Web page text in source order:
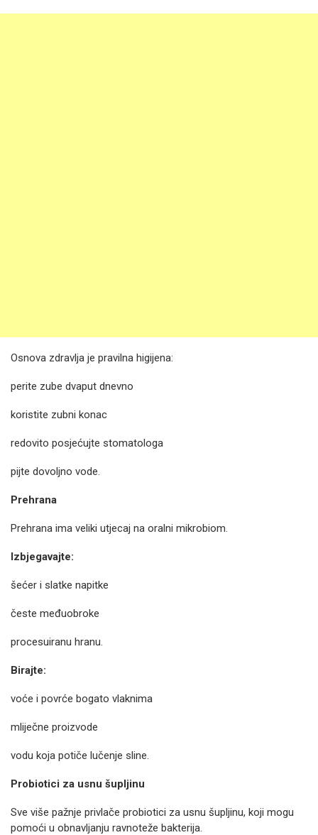
Osnova zdravlja je pravilna higijena:
perite zube dvaput dnevno
koristite zubni konac
redovito posjećujte stomatologa
pijte dovoljno vode.
Prehrana
Prehrana ima veliki utjecaj na oralni mikrobiom.
Izbjegavajte:
šećer i slatke napitke
česte međuobroke
procesuiranu hranu.
Birajte:
voće i povrće bogato vlaknima
mliječne proizvode
vodu koja potiče lučenje sline.
Probiotici za usnu šupljinu
Sve više pažnje privlače probiotici za usnu šupljinu, koji mogu
pomoći u obnavljanju ravnoteže bakterija.